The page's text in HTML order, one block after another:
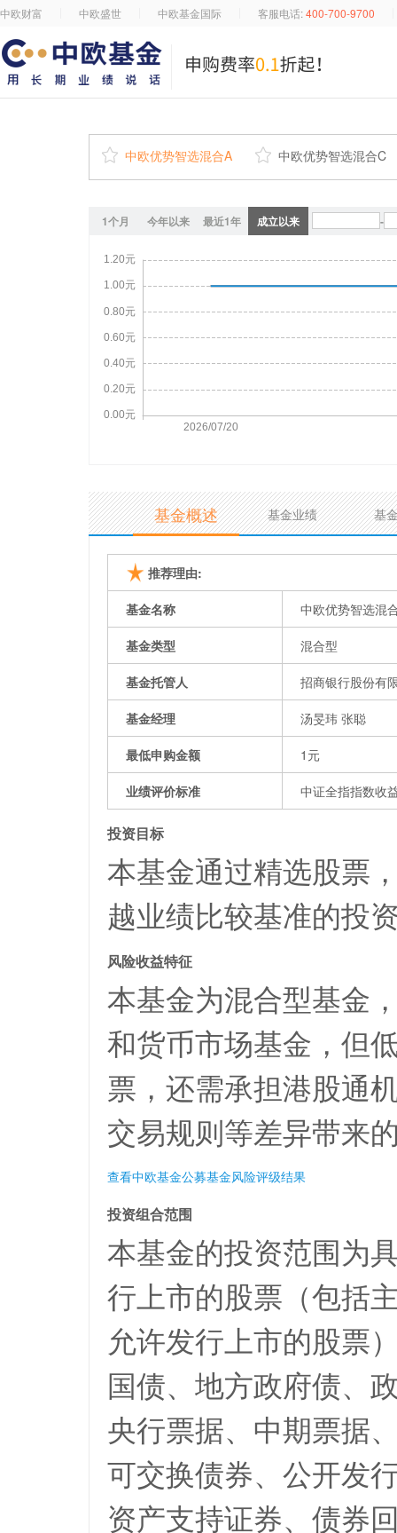
中欧财富 中欧盛世 中欧基金国际 客服电话:400-700-9700
 中欧优势智选混合A  中欧优势智选混合C
1个月 今年以来 最近1年 成立以来 -
基金概述 基金业绩 基
推荐理由:
基金名称 中欧优势智选混
基金类型 混合型
基金托管人 招商银行股份有
基金经理 汤旻玮 张聪
最低申购金额 1元
业绩评价标准 中证全指指数收
投资目标
本基金通过精选股票
越业绩比较基准的投
风险收益特征
本基金为混合型基金
和货币市场基金，但
票，还需承担港股通
交易规则等差异带来
查看中欧基金公募基金风险评级结果
投资组合范围
本基金的投资范围为
行上市的股票（包括
允许发行上市的股票
国债、地方政府债、
央行票据、中期票据
可交换债券、公开发
资产支持证券、债券